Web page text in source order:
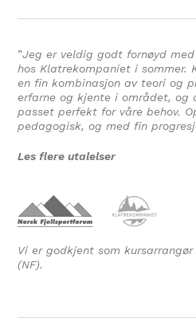
”Jeg er veldig godt fornøyd
hos Klatrekompaniet i sommer.
en fin kombinasjon av teori og
erfarne og kjente i området, og
passet perfekt for våre behov.
pedagogisk, og med fin
Les flere utalelser
Vi er godkjent som
(NF).